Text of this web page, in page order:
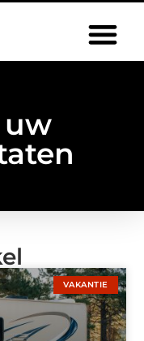
uw
VAKANTIE